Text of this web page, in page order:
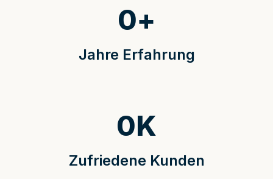
Jahre Erfahrung
0+
Zufriedene Kunden
0K